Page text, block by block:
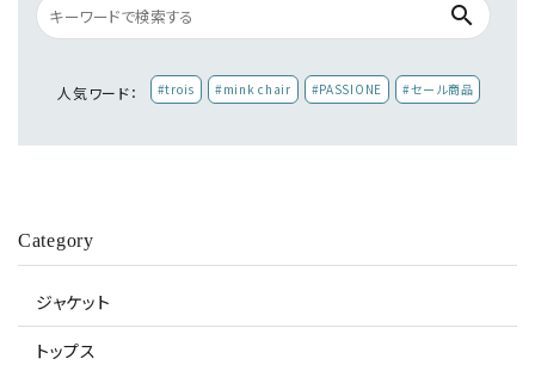
search
人気ワード： #trois #mink chair #PASSIONE #セール商品
Category
ジャケット
トップス